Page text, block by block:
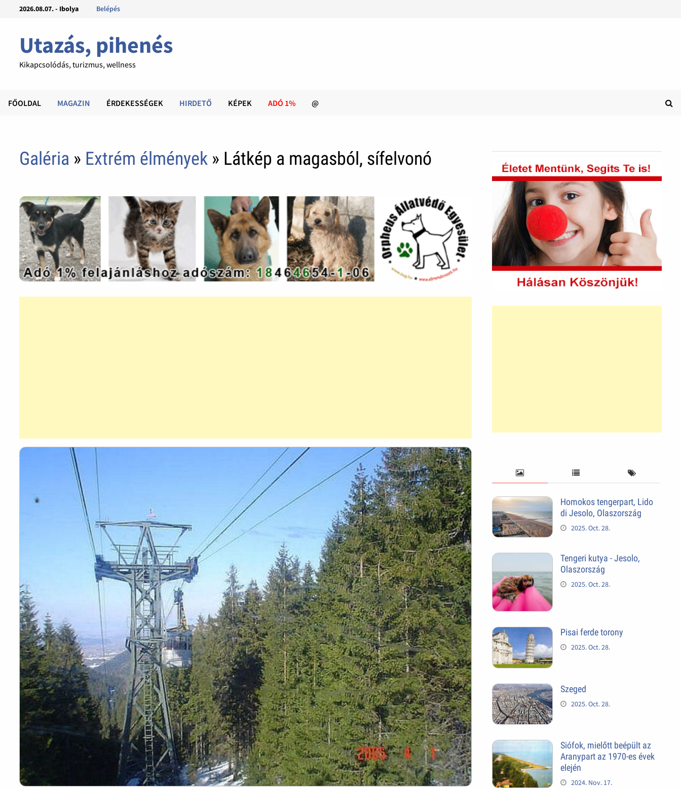
2026.08.07. - Ibolya Belépés
Utazás, pihenés
Kikapcsolódás, turizmus, wellness
FŐOLDAL MAGAZIN ÉRDEKESSÉGEK HIRDETŐ KÉPEK ADÓ 1% @
Galéria » Extrém élmények » Látkép a magasból, sífelvonó
Homokos tengerpart, Lido
di Jesolo, Olaszország
2025. Oct. 28.
Tengeri kutya - Jesolo,
Olaszország
2025. Oct. 28.
Pisai ferde torony
2025. Oct. 28.
Szeged
2025. Oct. 28.
Siófok, mielőtt beépült az
Aranypart az 1970-es évek
elején
2024. Nov. 17.